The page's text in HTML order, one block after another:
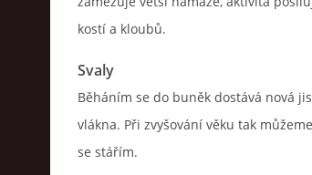
kostí a kloubů.
Svaly
Běháním se do buněk dostává nová
vlákna. Při zvyšování věku tak
se stářím.